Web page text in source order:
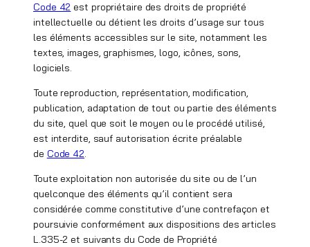
Code 42 est propriétaire des droits de propriété
intellectuelle ou détient les droits d’usage sur tous
les éléments accessibles sur le site, notamment les
textes, images, graphismes, logo, icônes, sons,
logiciels.
Toute reproduction, représentation, modification,
publication, adaptation de tout ou partie des éléments
du site, quel que soit le moyen ou le procédé utilisé,
est interdite, sauf autorisation écrite préalable
de Code 42.
Toute exploitation non autorisée du site ou de l’un
quelconque des éléments qu’il contient sera
considérée comme constitutive d’une contrefaçon et
poursuivie conformément aux dispositions des articles
L.335-2 et suivants du Code de Propriété